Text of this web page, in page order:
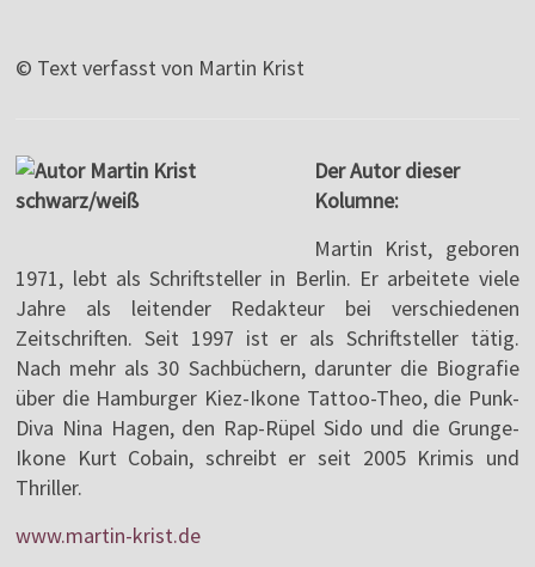
© Text verfasst von Martin Krist
Der Autor dieser
Kolumne:
Martin Krist, geboren
1971, lebt als Schriftsteller in Berlin. Er arbeitete viele
Jahre als leitender Redakteur bei verschiedenen
Zeitschriften. Seit 1997 ist er als Schriftsteller tätig.
Nach mehr als 30 Sachbüchern, darunter die Biografie
über die Hamburger Kiez-Ikone Tattoo-Theo, die Punk-
Diva Nina Hagen, den Rap-Rüpel Sido und die Grunge-
Ikone Kurt Cobain, schreibt er seit 2005 Krimis und
Thriller.
www.martin-krist.de